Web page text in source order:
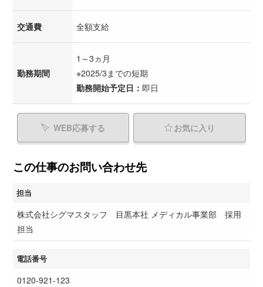
交通費 全額支給
勤務期間
1～3ヵ月
※2025/3までの短期
勤務開始予定日： 即日
WEB応募する お気に入り
この仕事のお問い合わせ先
担当
株式会社シグマスタッフ 目黒本社 メディカル事業部 採用
担当
電話番号
0120-921-123